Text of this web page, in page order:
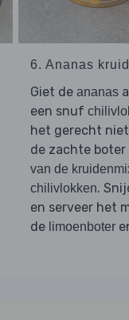
6. Ananas
Giet de ananas
een snuf
het gerecht
de zachte boter
van de
chilivlokken.
en serveer het
de limoenboter